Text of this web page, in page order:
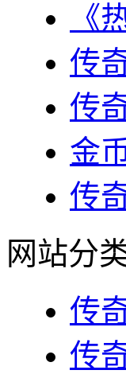
《
传
传
金
传
网站分
传
传